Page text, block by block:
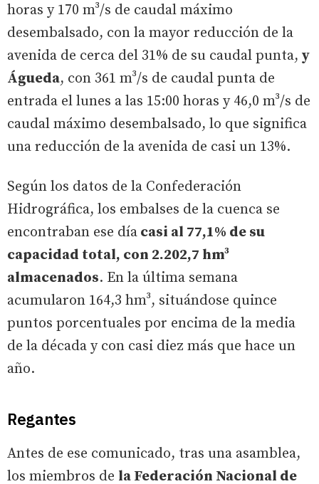
horas y 170 m³/s de caudal máximo
desembalsado, con la mayor reducción de la
avenida de cerca del 31% de su caudal punta, y
Águeda, con 361 m³/s de caudal punta de
entrada el lunes a las 15:00 horas y 46,0 m³/s de
caudal máximo desembalsado, lo que significa
una reducción de la avenida de casi un 13%.
Según los datos de la Confederación
Hidrográfica, los embalses de la cuenca se
encontraban ese día casi al 77,1% de su
capacidad total, con 2.202,7 hm³
almacenados. En la última semana
acumularon 164,3 hm³, situándose quince
puntos porcentuales por encima de la media
de la década y con casi diez más que hace un
año.
Regantes
Antes de ese comunicado, tras una asamblea,
los miembros de la Federación Nacional de